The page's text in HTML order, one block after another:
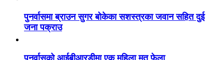
पुनर्वासमा ब्राउन सुगर बोकेका सशस्त्रका जवान सहित दुई
जना पक्राउ
पुनर्वासको आईबीआरडीमा एक महिला मृत फेला